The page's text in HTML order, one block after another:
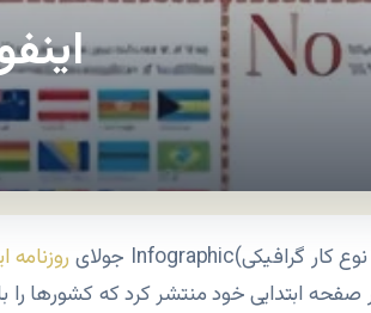
21 جولای روزنامه